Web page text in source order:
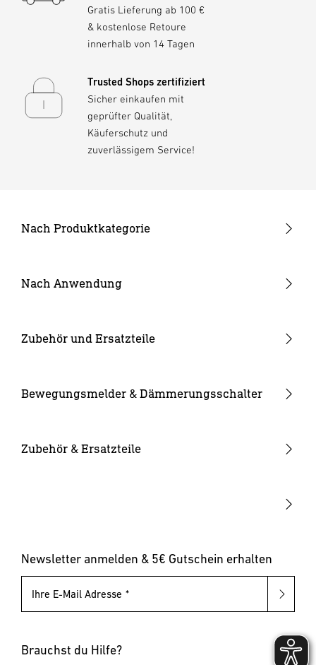
Gratis Lieferung ab 100 €
& kostenlose Retoure
innerhalb von 14 Tagen
Trusted Shops zertifiziert
Sicher einkaufen mit
geprüfter Qualität,
Käuferschutz und
zuverlässigem Service!
Nach Produktkategorie
24V Garten-Lichtsystem
Strahler und Spots
Kameraleuchten
Solarleuchten
Pollerleuchten
Nach Anwendung
Hauseingang
Zubehör und Ersatzteile
Ersatzgläser
Leuchtmittel
Bewegungsmelder & Dämmerungsschalter
Bewegungsmelder innen
Zubehör & Ersatzteile
Newsletter anmelden & 5€ Gutschein erhalten
Ihre E-Mail Adresse
Brauchst du Hilfe?